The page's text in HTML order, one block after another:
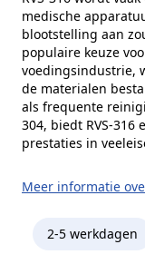
medische
blootstelling aan
populaire keuze
voedingsindustrie,
de materialen
als frequente
304, biedt RVS-
prestaties in
Meer informatie
2-5 werkdagen